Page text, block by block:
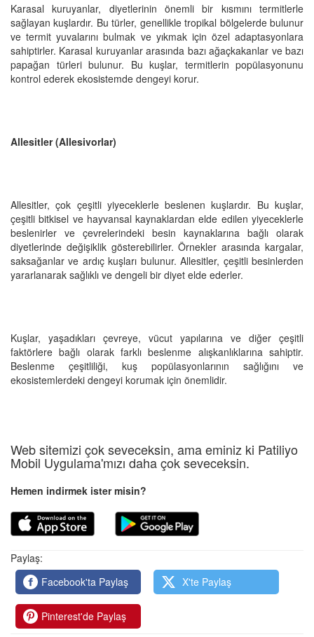
Karasal kuruyanlar, diyetlerinin önemli bir kısmını termitlerle
sağlayan kuşlardır. Bu türler, genellikle tropikal bölgelerde bulunur
ve termit yuvalarını bulmak ve yıkmak için özel adaptasyonlara
sahiptirler. Karasal kuruyanlar arasında bazı ağaçkakanlar ve bazı
papağan türleri bulunur. Bu kuşlar, termitlerin popülasyonunu
kontrol ederek ekosistemde dengeyi korur.
Allesitler (Allesivorlar)
Allesitler, çok çeşitli yiyeceklerle beslenen kuşlardır. Bu kuşlar,
çeşitli bitkisel ve hayvansal kaynaklardan elde edilen yiyeceklerle
beslenirler ve çevrelerindeki besin kaynaklarına bağlı olarak
diyetlerinde değişiklik gösterebilirler. Örnekler arasında kargalar,
saksağanlar ve ardıç kuşları bulunur. Allesitler, çeşitli besinlerden
yararlanarak sağlıklı ve dengeli bir diyet elde ederler.
Kuşlar, yaşadıkları çevreye, vücut yapılarına ve diğer çeşitli
faktörlere bağlı olarak farklı beslenme alışkanlıklarına sahiptir.
Beslenme çeşitliliği, kuş popülasyonlarının sağlığını ve
ekosistemlerdeki dengeyi korumak için önemlidir.
Web sitemizi çok seveceksin, ama eminiz ki Patiliyo
Mobil Uygulama'mızı daha çok seveceksin.
Hemen indirmek ister misin?
Paylaş:
Facebook'ta Paylaş
X'te Paylaş
Pinterest'de Paylaş